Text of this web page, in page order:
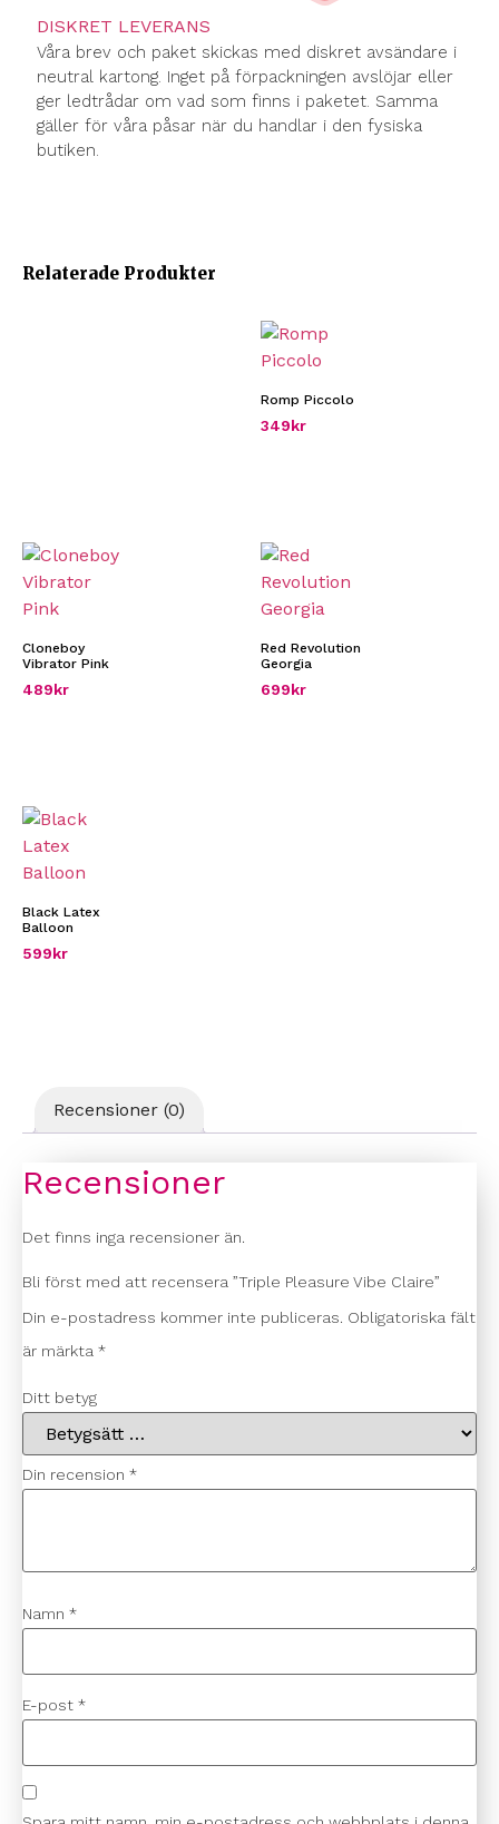
DISKRET LEVERANS
Våra brev och paket skickas med diskret avsändare i
neutral kartong. Inget på förpackningen avslöjar eller
ger ledtrådar om vad som finns i paketet. Samma
gäller för våra påsar när du handlar i den fysiska
butiken.
Recensioner (0)
Recensioner
Det finns inga recensioner än.
Bli först med att recensera ”Triple Pleasure Vibe Claire”
Din e-postadress kommer inte publiceras. Obligatoriska fält
är märkta *
Ditt betyg
Din recension *
Namn *
E-post *
Relaterade Produkter
Romp Piccolo
349kr
Cloneboy
Vibrator Pink
489kr
Red Revolution
Georgia
699kr
Black Latex
Balloon
599kr